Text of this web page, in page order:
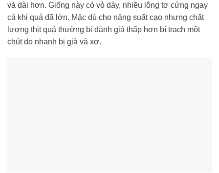
và dài hơn. Giống này có vỏ dày, nhiều lông tơ cứng ngay
cả khi quả đã lớn. Mặc dù cho năng suất cao nhưng chất
lượng thịt quả thường bị đánh giá thấp hơn bí trạch một
chút do nhanh bị già và xơ.